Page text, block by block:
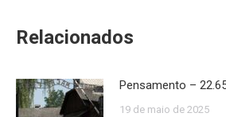
Relacionados
Pensamento –
19 de maio de 2025